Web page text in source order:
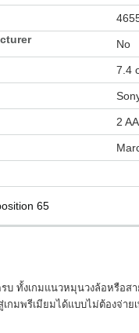
No
7.4
2
65
ทั้งเกมแนวหมุนวงล้อหรือส
กมพรีเมียมได้แบบไม่ต้องจ่าย